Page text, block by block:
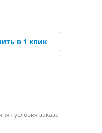
в 1 клик
условия заказа